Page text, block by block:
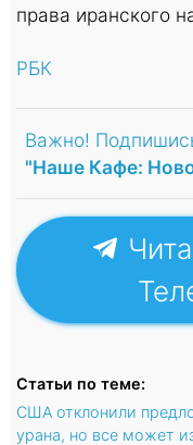
права иранского
РБК
Важно!
"Наше Кафе:
Статьи по теме:
США отклонили
урана, но все может